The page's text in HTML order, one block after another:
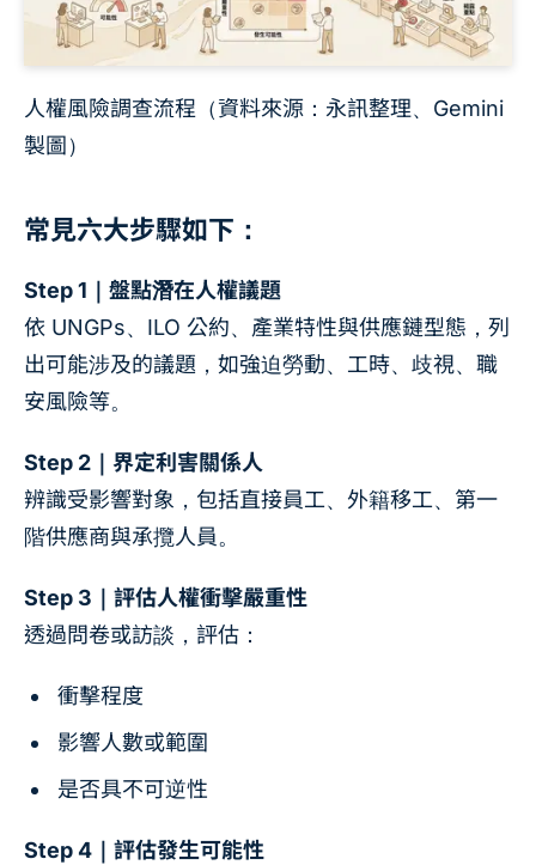
人權風險調查流程（資料來源：永訊整理、Gemini
製圖）
常見六大步驟如下：
Step 1｜盤點潛在人權議題
依 UNGPs、ILO 公約、產業特性與供應鏈型態，列
出可能涉及的議題，如強迫勞動、工時、歧視、職
安風險等。
Step 2｜界定利害關係人
辨識受影響對象，包括直接員工、外籍移工、第一
階供應商與承攬人員。
Step 3｜評估人權衝擊嚴重性
透過問卷或訪談，評估：
衝擊程度
影響人數或範圍
是否具不可逆性
Step 4｜評估發生可能性